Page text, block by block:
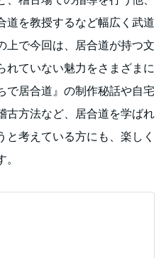
道を教授するなど幅広く武道
上で今回は、居合道が持つ文
れていない魅力をさまざまに
で居合道』の制作秘話や自宅
古方法など、居合道を学ばれ
考えている方にも、楽しく